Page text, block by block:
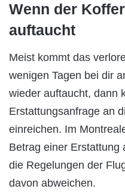
Wenn der
auftaucht
Meist kommt das
wenigen Tagen bei dir
wieder auftaucht, dann
Erstattungsanfrage an
einreichen. Im
Betrag einer Erstattung
die Regelungen der
davon abweichen.